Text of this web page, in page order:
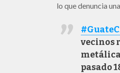
lo que denuncia
vecinos
pasado